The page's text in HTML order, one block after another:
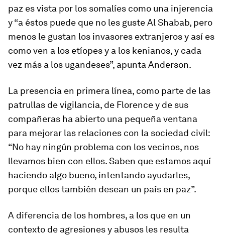
paz es vista por los somalíes como una injerencia
y “a éstos puede que no les guste Al Shabab, pero
menos le gustan los invasores extranjeros y así es
como ven a los etíopes y a los kenianos, y cada
vez más a los ugandeses”, apunta Anderson.
La presencia en primera línea, como parte de las
patrullas de vigilancia, de Florence y de sus
compañeras ha abierto una pequeña ventana
para mejorar las relaciones con la sociedad civil:
“No hay ningún problema con los vecinos, nos
llevamos bien con ellos. Saben que estamos aquí
haciendo algo bueno, intentando ayudarles,
porque ellos también desean un país en paz”.
A diferencia de los hombres, a los que en un
contexto de agresiones y abusos les resulta